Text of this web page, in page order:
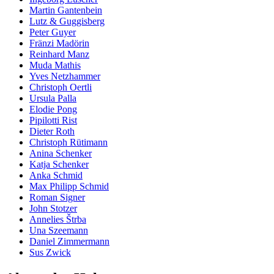
Martin Gantenbein
Lutz & Guggisberg
Peter Guyer
Fränzi Madörin
Reinhard Manz
Muda Mathis
Yves Netzhammer
Christoph Oertli
Ursula Palla
Elodie Pong
Pipilotti Rist
Dieter Roth
Christoph Rütimann
Anina Schenker
Katja Schenker
Anka Schmid
Max Philipp Schmid
Roman Signer
John Stotzer
Annelies Štrba
Una Szeemann
Daniel Zimmermann
Sus Zwick